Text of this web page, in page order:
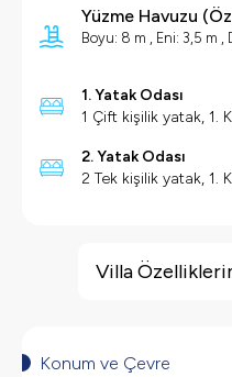
Yüzme Havuzu (
Boyu: 8 m , Eni: 3,5 m ,
1. Yatak Odası
1 Çift kişilik yatak, 1.
2. Yatak Odası
2 Tek kişilik yatak, 1.
Deniz Manzarası
Bulaşık Makinesi
Villa
Konum ve Çevre